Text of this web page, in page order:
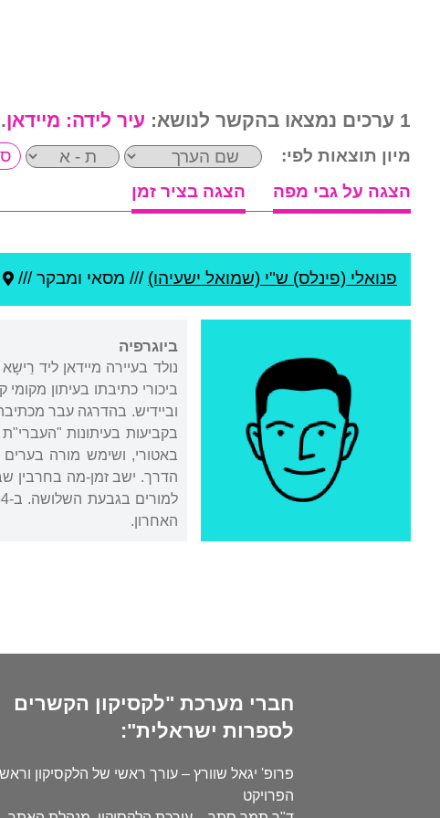
1 ערכים נמצאו בהקשר לנושא: עיר לידה: מיידאן.
מיון תוצאות לפי:
הצגה על גבי מפה
הצגה בציר זמן
פנואלי (פינלס) ש"י (שמואל ישעיהו) /// מסאי ומבקר ///
ביוגרפיה
ביכורי כתיבתו בעיתון
וביידיש. בהדרגה עבר
בקביעות בעיתונות
האחרון.
חברי מערכת "לקסיקון הקשרים
לספרות ישראלית":
פרופ' יגאל שוורץ – עורך ראשי של הלקסיקון וראש
הפרויקט